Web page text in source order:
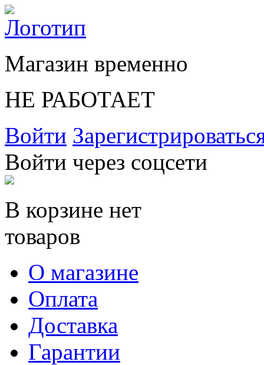
Магазин временно
НЕ РАБОТАЕТ
Войти
Войти через соцсети
В корзине нет
товаров
О магазине
Оплата
Доставка
Гарантии